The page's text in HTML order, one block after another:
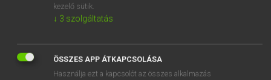
RÓLUNK
ELÉRHETŐSÉG
SÜTI BEÁLLÍTÁSOK
kezelő sütik.
↓ 3 szolgáltatás
ÖSSZES APP ÁTKAPCSOLÁSA
Használja ezt a kapcsolót az összes alkalmazás